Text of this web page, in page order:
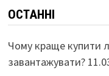
ОСТАННІ
Чому краще купити
завантажувати?